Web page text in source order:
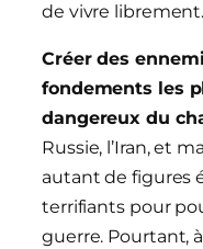
de vivre librement.
Créer des
fondements les
dangereuxdu
Russie, l’Iran, et
autant de figures
terrifiants pour
guerre. Pourtant,